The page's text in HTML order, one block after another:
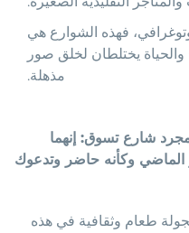
فهذه الشوارع هي
يختلطان لخلق صور
مذهلة.
مجرد شارع تسوق: إنهما
وكأنه حاضر وتدعوك
طعام وثقافية في هذه